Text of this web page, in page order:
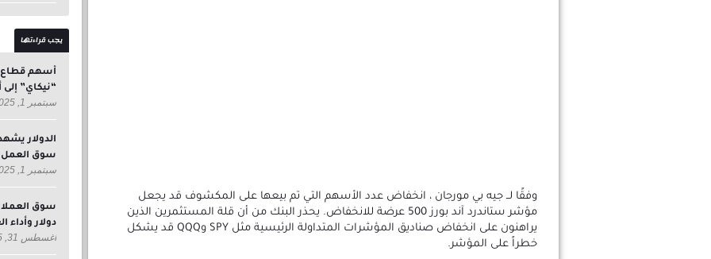
وفقًا لــ جيه بي مورجان ، انخفاض عدد الأسهم التي تم بيعها على المكشوف قد يجعل
مؤشر ستاندرد آند بورز 500 عرضة للانخفاض. يحذر البنك من أن قلة المستثمرين الذين
يراهنون على انخفاض صناديق المؤشرات المتداولة الرئيسية مثل SPY وQQQ قد يشكل
خطراً على المؤشر.
يجب قراءتها
أسهم قطاع
“نيكاي” إلى
سبتمبر 1, 2025
الدولار
سوق العمل
سبتمبر 1, 2025
دولار وأداء
أغسطس 31, 2025